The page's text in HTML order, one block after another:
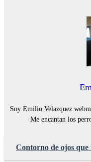
Soy Emilio Velazquez
Me encantan los
Contorno de ojos